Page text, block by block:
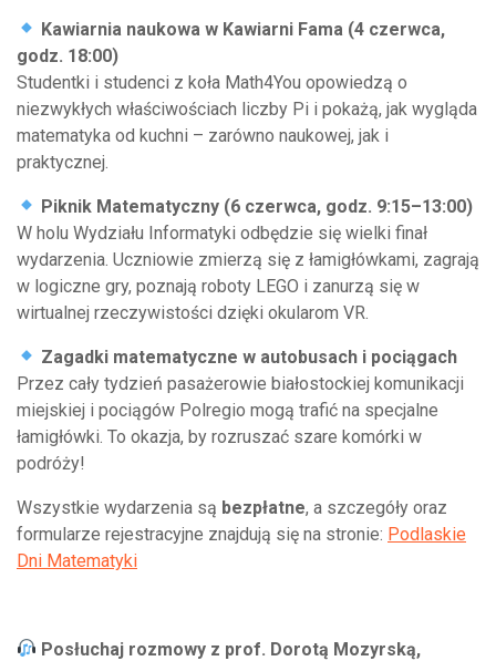
Kawiarnia naukowa w Kawiarni Fama (4 czerwca,
godz. 18:00)
Studentki i studenci z koła Math4You opowiedzą o
niezwykłych właściwościach liczby Pi i pokażą, jak wygląda
matematyka od kuchni – zarówno naukowej, jak i
praktycznej.
Piknik Matematyczny (6 czerwca, godz. 9:15–13:00)
W holu Wydziału Informatyki odbędzie się wielki finał
wydarzenia. Uczniowie zmierzą się z łamigłówkami, zagrają
w logiczne gry, poznają roboty LEGO i zanurzą się w
wirtualnej rzeczywistości dzięki okularom VR.
Zagadki matematyczne w autobusach i pociągach
Przez cały tydzień pasażerowie białostockiej komunikacji
miejskiej i pociągów Polregio mogą trafić na specjalne
łamigłówki. To okazja, by rozruszać szare komórki w
podróży!
Wszystkie wydarzenia są bezpłatne, a szczegóły oraz
formularze rejestracyjne znajdują się na stronie: Podlaskie
Dni Matematyki
Posłuchaj rozmowy z prof. Dorotą Mozyrską,